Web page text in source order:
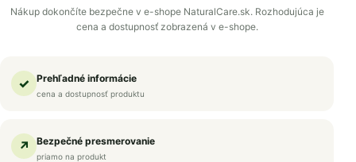
Nákup dokončíte bezpečne v e-shope NaturalCare.sk. Rozhodujúca je
cena a dostupnosť zobrazená v e-shope.
✓ Prehľadné informácie
cena a dostupnosť produktu
↗ Bezpečné presmerovanie
priamo na produkt